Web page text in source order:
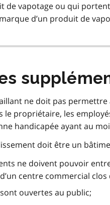
de vapotage ou qui
d’un produit de
ne doit pas
le propriétaire, les
handicapée ayant au
doit être un
ne doivent pouvoir
centre commercial clos
sont ouvertes au public;